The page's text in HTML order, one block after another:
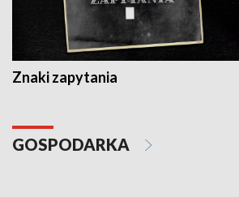
Znaki zapytania
GOSPODARKA